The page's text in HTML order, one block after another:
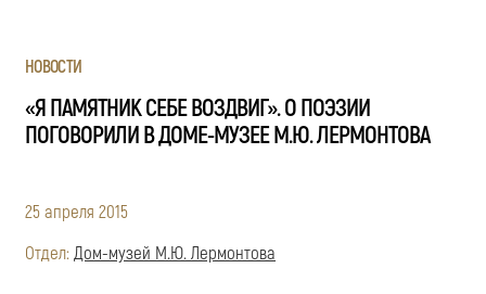
НОВОСТИ
«Я ПАМЯТНИК СЕБЕ ВОЗДВИГ». О ПОЭЗИИ
ПОГОВОРИЛИ В ДОМЕ-МУЗЕЕ М.Ю. ЛЕРМОНТОВА
25 апреля 2015
Отдел:Дом-музей М.Ю. Лермонтова